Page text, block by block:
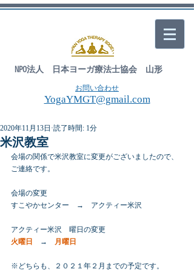
NPO法人 日本ヨーガ療法士協会 山形
お問い合わせ
YogaYMGT@gmail.com
米沢教室
2020年11月13日 読了時間: 1分
会場の関係で米沢教室に変更がございましたので、
ご連絡です。
会場の変更
すこやかセンター　→　アクティー米沢
アクティー米沢　曜日の変更
火曜日
→ 月曜日
※どちらも、２０２１年２月までの予定です。